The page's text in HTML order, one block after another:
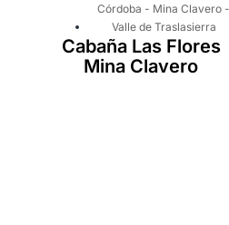
Córdoba - Mina Clavero -
Valle de Traslasierra
Cabaña Las Flores
Mina Clavero